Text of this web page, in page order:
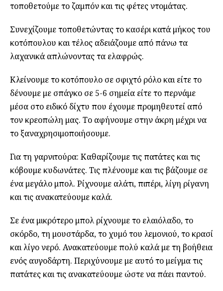
τοποθετούμε το ζαμπόν και τις φέτες ντομάτας.
Συνεχίζουμε τοποθετώντας το κασέρι κατά μήκος του
κοτόπουλου και τέλος αδειάζουμε από πάνω τα
λαχανικά απλώνοντας τα ελαφρώς.
Κλείνουμε το κοτόπουλο σε σφιχτό ρόλο και είτε το
δένουμε με σπάγκο σε 5-6 σημεία είτε το περνάμε
μέσα στο ειδικό δίχτυ που έχουμε προμηθευτεί από
τον κρεοπώλη μας. Το αφήνουμε στην άκρη μέχρι να
το ξαναχρησιμοποιήσουμε.
Για τη γαρνιτούρα: Καθαρίζουμε τις πατάτες και τις
κόβουμε κυδωνάτες. Τις πλένουμε και τις βάζουμε σε
ένα μεγάλο μπολ. Ρίχνουμε αλάτι, πιπέρι, λίγη ρίγανη
και τις ανακατεύουμε καλά.
Σε ένα μικρότερο μπολ ρίχνουμε το ελαιόλαδο, το
σκόρδο, τη μουστάρδα, το χυμό του λεμονιού, το κρασί
και λίγο νερό. Ανακατεύουμε πολύ καλά με τη βοήθεια
ενός αυγοδάρτη. Περιχύνουμε με αυτό το μείγμα τις
πατάτες και τις ανακατεύουμε ώστε να πάει παντού.